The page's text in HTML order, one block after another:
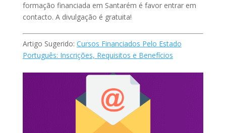
formação financiada em Santarém é favor entrar em
contacto. A divulgação é gratuita!
Artigo Sugerido: Cursos Financiados Pelo Estado
Português: Inscrições, Requisitos e Benefícios